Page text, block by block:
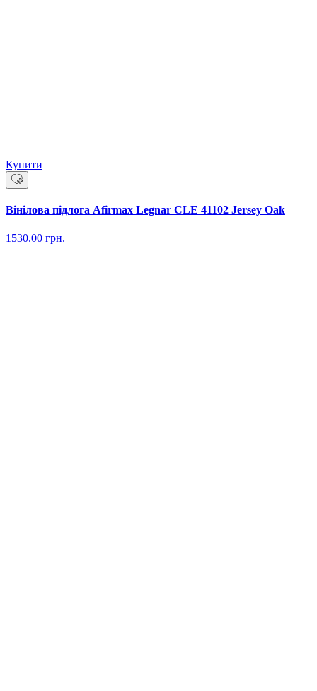
Купити
Вінілова підлога Afirmax Legnar CLE 41102 Jersey Oak
1530.00 грн.